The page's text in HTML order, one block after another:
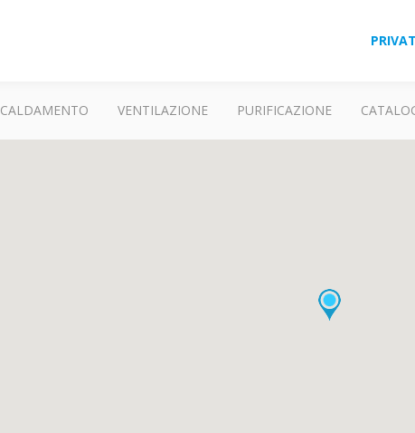
VENTILAZIONE PURIFICAZIONE